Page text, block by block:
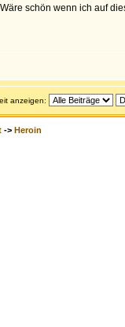
schön wenn ich auf
anzeigen:
-> Heroin